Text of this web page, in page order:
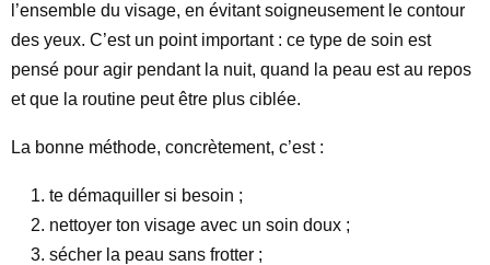
l’ensemble du visage, en évitant soigneusement le contour
des yeux. C’est un point important : ce type de soin est
pensé pour agir pendant la nuit, quand la peau est au repos
et que la routine peut être plus ciblée.
La bonne méthode, concrètement, c’est :
te démaquiller si besoin ;
nettoyer ton visage avec un soin doux ;
sécher la peau sans frotter ;